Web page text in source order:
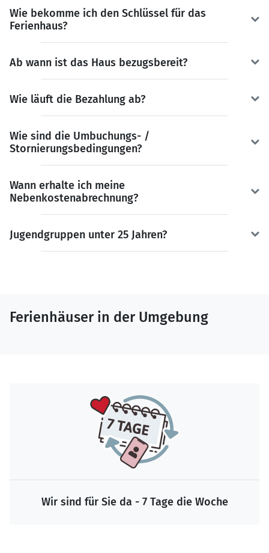
Wie bekomme ich den Schlüssel für das
Ferienhaus?
Ab wann ist das Haus bezugsbereit?
Wie läuft die Bezahlung ab?
Wie sind die Umbuchungs- /
Stornierungsbedingungen?
Wann erhalte ich meine
Nebenkostenabrechnung?
Jugendgruppen unter 25 Jahren?
Ferienhäuser in der Umgebung
Wir sind für Sie da - 7 Tage die Woche